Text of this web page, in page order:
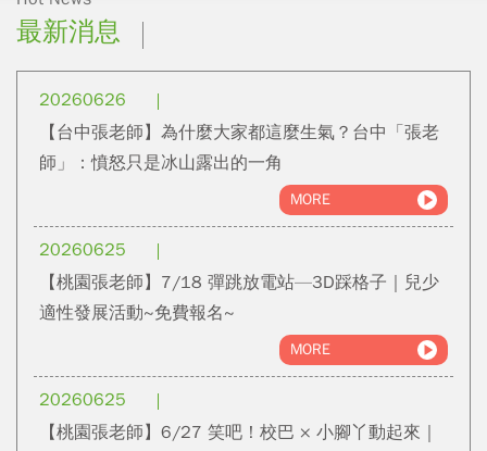
最新消息
20260626
【台中張老師】為什麼大家都這麼生氣？台中「張老
師」：憤怒只是冰山露出的一角
MORE
20260625
【桃園張老師】7/18 彈跳放電站—3D踩格子｜兒少
適性發展活動~免費報名~
MORE
20260625
【桃園張老師】6/27 笑吧！校巴 × 小腳丫動起來｜